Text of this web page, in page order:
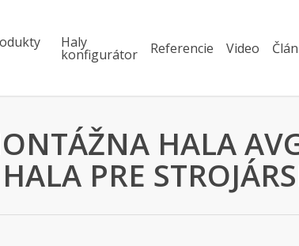
Haly
konfigurátor Referencie Video
HALA
PRE